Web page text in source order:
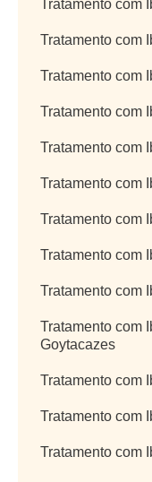
Tratamento com
Tratamento com
Tratamento com
Tratamento com
Tratamento com
Tratamento com
Tratamento com
Tratamento com
Tratamento com
Tratamento com
Goytacazes
Tratamento com
Tratamento com
Tratamento com